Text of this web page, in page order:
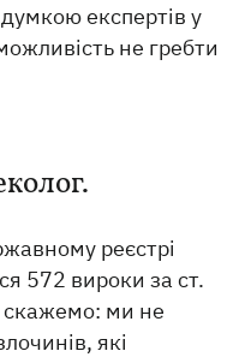
експертів у
не гребти
реєстрі
572 вироки за ст.
скажемо: ми не
які